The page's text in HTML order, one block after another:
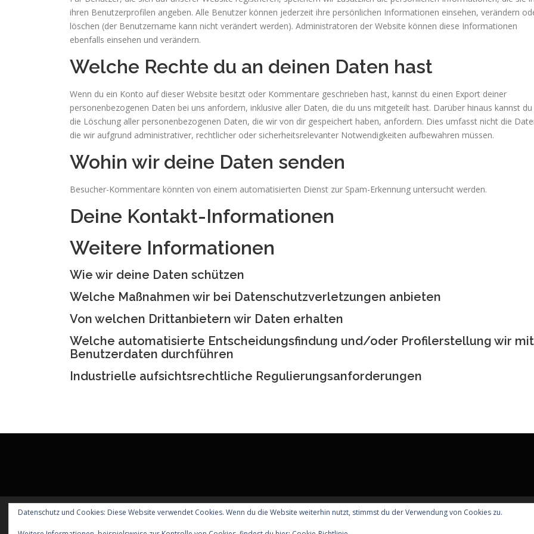
ihren Benutzerprofilen angeben. Alle Benutzer können jederzeit ihre persönlichen Informationen einsehen, verändern
löschen (der Benutzername kann nicht verändert werden). Administratoren der Website können diese Informationen
ebenfalls einsehen und verändern.
Welche Rechte du an deinen Daten hast
Wenn du ein Konto auf dieser Website besitzt oder Kommentare geschrieben hast, kannst du einen Export deiner
personenbezogenen Daten bei uns anfordern, inklusive aller Daten, die du uns mitgeteilt hast. Darüber hinaus kannst du
die Löschung aller personenbezogenen Daten, die wir von dir gespeichert haben, anfordern. Dies umfasst nicht die
die wir aufgrund administrativer, rechtlicher oder sicherheitsrelevanter Notwendigkeiten aufbewahren müssen.
Wohin wir deine Daten senden
Besucher-Kommentare könnten von einem automatisierten Dienst zur Spam-Erkennung untersucht werden.
Deine Kontakt-Informationen
Weitere Informationen
Wie wir deine Daten schützen
Welche Maßnahmen wir bei Datenschutzverletzungen anbieten
Von welchen Drittanbietern wir Daten erhalten
Welche automatisierte Entscheidungsfindung und/oder Profilerstellung wir mit
Benutzerdaten durchführen
Industrielle aufsichtsrechtliche Regulierungsanforderungen
Datenschutz und Cookies: Diese Website verwendet Cookies. Wenn du die Website weiterhin nutzt, stimmst du der Verwendung von Cookies zu.